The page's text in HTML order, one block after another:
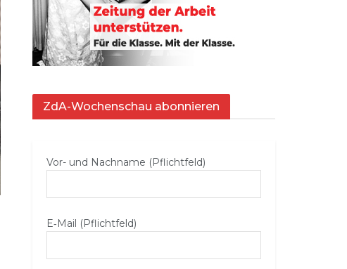
ZdA-Wochenschau abonnieren
Vor- und Nachname (Pflichtfeld)
E‑Mail (Pflichtfeld)